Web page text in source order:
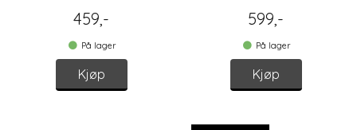
459,-
På lager
Kjøp
599,-
På lager
Kjøp